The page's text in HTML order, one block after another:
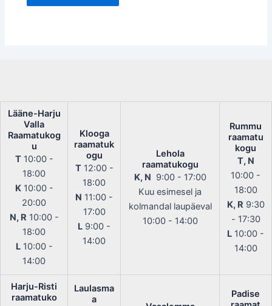
Lääne-Harju
Valla
Raamatukog
u
T10:00 -
18:00
K10:00 -
20:00
N, R 10:00 -
18:00
L10:00 -
14:00
Klooga
raamatuk
ogu
T12:00 -
18:00
N 11:00 -
17:00
L 9:00 -
14:00
Lehola
raamatukogu
K, N 9:00 - 17:00
Kuu esimesel ja
kolmandal laupäeval
10:00 - 14:00
Rummu
raamatu
kogu
T, N
10:00 -
18:00
K, R 9:30
- 17:30
L 10:00 -
14:00
Harju-Risti
raamatuko
Laulasma
a
Padise